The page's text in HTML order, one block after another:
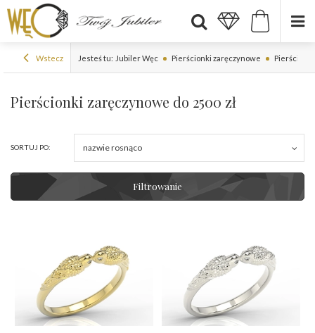
Wstecz Jesteś tu: Jubiler Węc Pierścionki zaręczynowe Pierścionki
Pierścionki zaręczynowe do 2500 zł
SORTUJ PO: nazwie rosnąco
Filtrowanie